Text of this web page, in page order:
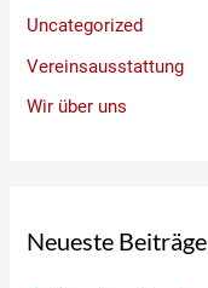
Uncategorized
Vereinsausstattung
Wir über uns
Neueste Beiträge